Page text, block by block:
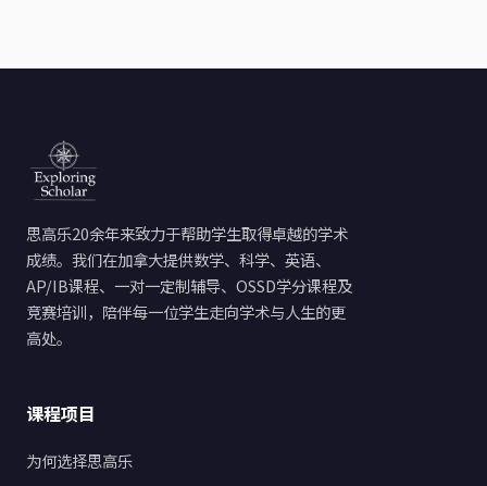
思高乐20余年来致力于帮助学生取得卓越的学术
成绩。我们在加拿大提供数学、科学、英语、
AP/IB课程、一对一定制辅导、OSSD学分课程及
竞赛培训，陪伴每一位学生走向学术与人生的更
高处。
课程项目
为何选择思高乐